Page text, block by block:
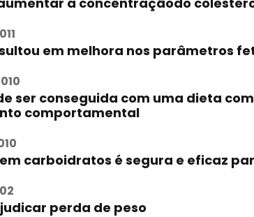
em melhora nos parâmetros
ser conseguida com uma dieta
comportamental
carboidratos é segura e eficaz
perda de peso